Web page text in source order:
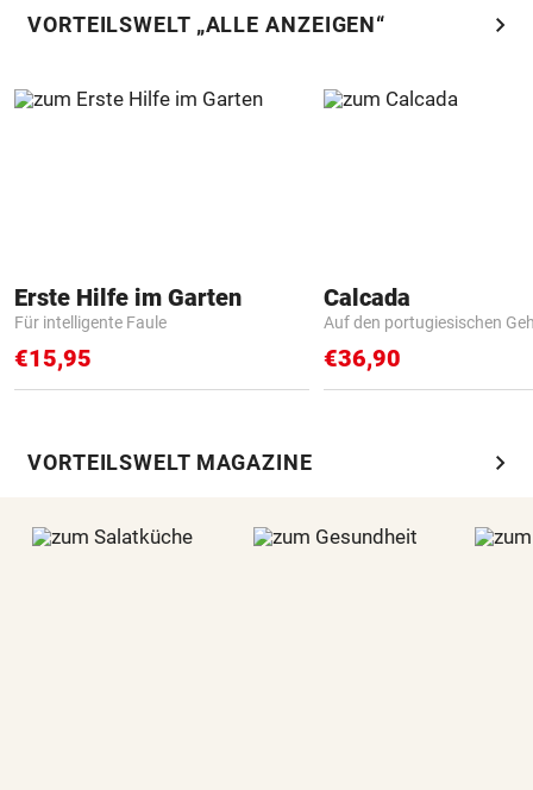
VORTEILSWELT „ALLE ANZEIGEN“ chevron_right
Erste Hilfe im Garten
Für intelligente Faule
€15,95
Calcada
Auf den portugiesischen
€36,90
VORTEILSWELT MAGAZINE chevron_right